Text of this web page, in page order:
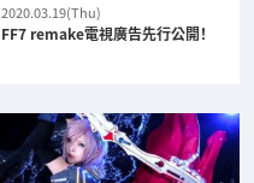
2020.03.19(Thu)
FF7 remake電視廣告先行公開！